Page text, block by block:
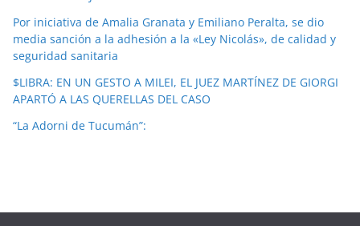
Por iniciativa de Amalia Granata y Emiliano Peralta, se dio
media sanción a la adhesión a la «Ley Nicolás», de calidad y
seguridad sanitaria
$LIBRA: EN UN GESTO A MILEI, EL JUEZ MARTÍNEZ DE GIORGI
APARTÓ A LAS QUERELLAS DEL CASO
“La Adorni de Tucumán”: